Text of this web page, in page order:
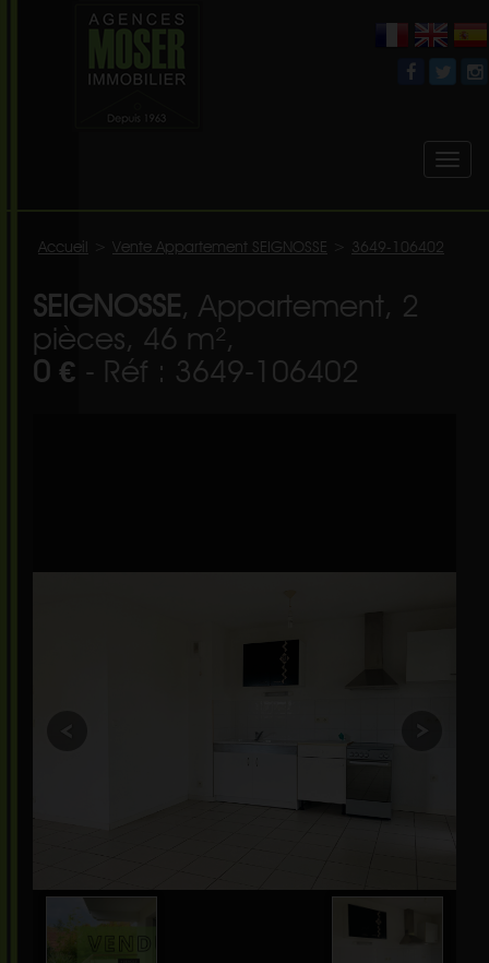
Accueil Vente Appartement SEIGNOSSE 3649-106402
SEIGNOSSE, Appartement, 2
pièces, 46 m²,
0 € - Réf : 3649-106402